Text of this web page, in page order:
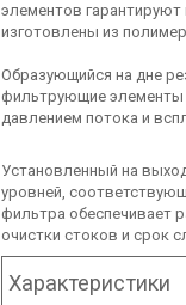
элементов
изготовлены из
Образующийся на дне
фильтрующие элементы
давлением потока и
Установленный на
уровней,
фильтра обеспечивает
очистки стоков и срок
Характеристики